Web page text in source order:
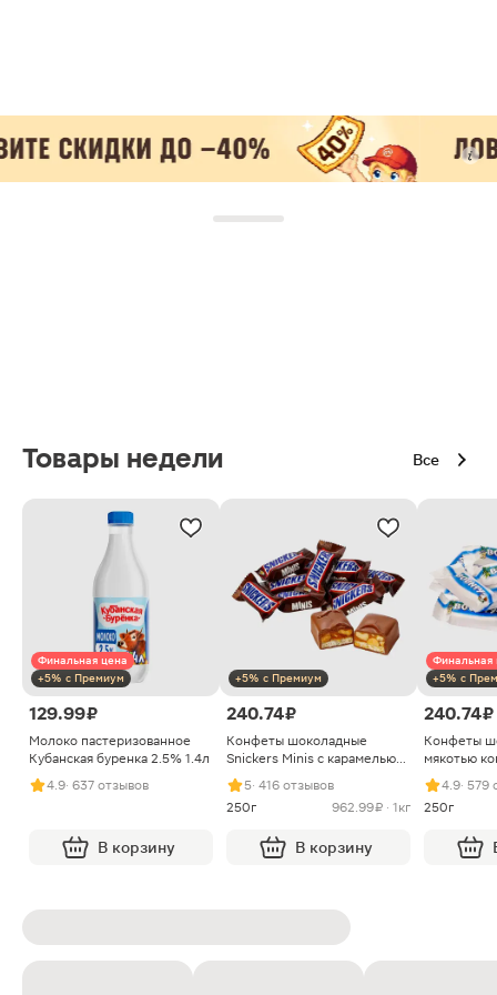
Товары недели Все
Финальная цена
+5% с Премиум
129.99 ₽
Молоко пастеризованное
Кубанская буренка 2.5% 1.4л
4.9· 637 отзывов
В корзину
+5% с Премиум
240.74 ₽
Конфеты шоколадные
Snickers Minis с карамелью
арахисом и нугой
5· 416 отзывов
250г
962.99 ₽ · 1кг
В корзину
Финальная
+5% с
240.74 ₽
Конфеты
мякотью
4.9· 579
250г